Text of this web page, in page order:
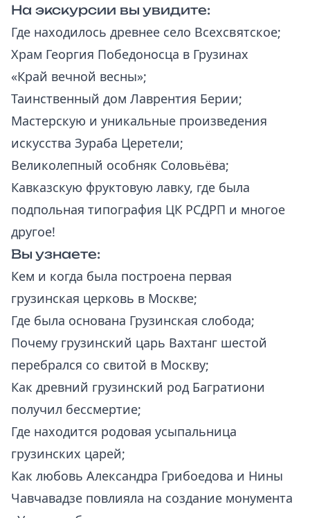
На экскурсии вы увидите:
Где находилось древнее село Всехсвятское;
Храм Георгия Победоносца в Грузинах
«Край вечной весны»;
Таинственный дом Лаврентия Берии;
Мастерскую и уникальные произведения
искусства Зураба Церетели;
Великолепный особняк Соловьёва;
Кавказскую фруктовую лавку, где была
подпольная типография ЦК РСДРП и многое
другое!
Вы узнаете:
Кем и когда была построена первая
грузинская церковь в Москве;
Где была основана Грузинская слобода;
Почему грузинский царь Вахтанг шестой
перебрался со свитой в Москву;
Как древний грузинский род Багратиони
получил бессмертие;
Где находится родовая усыпальница
грузинских царей;
Как любовь Александра Грибоедова и Нины
Чавчавадзе повлияла на создание монумента